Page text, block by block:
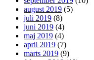
august 2019 (5)
juli 2019 (8)
juni 2019 (4)
maj 2019 (4)
april 2019 (7)
marts 2019 (9)